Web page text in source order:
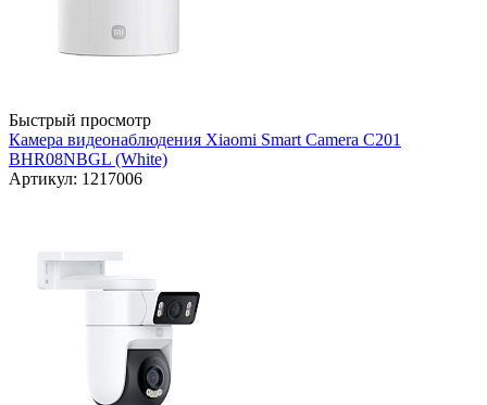
Быстрый просмотр
Камера видеонаблюдения Xiaomi Smart Camera C201
BHR08NBGL (White)
Артикул: 1217006